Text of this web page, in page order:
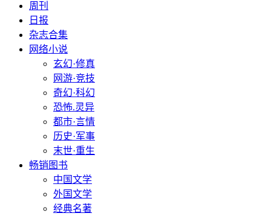
周刊
日报
杂志合集
网络小说
玄幻·修真
网游·竞技
奇幻·科幻
恐怖.灵异
都市·言情
历史·军事
末世·重生
畅销图书
中国文学
外国文学
经典名著